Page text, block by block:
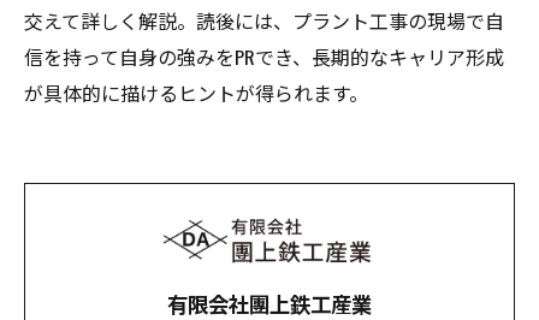
交えて詳しく解説。読後には、プラント工事の現場で自
信を持って自身の強みをPRでき、長期的なキャリア形成
が具体的に描けるヒントが得られます。
有限会社團上鉄工産業